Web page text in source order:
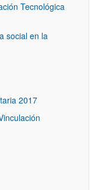
Tecnológica
social en la
2017